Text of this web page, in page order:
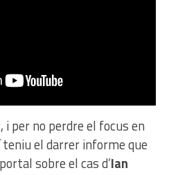
per no perdre el focus en
el darrer informe que
sobre el cas d’Ian